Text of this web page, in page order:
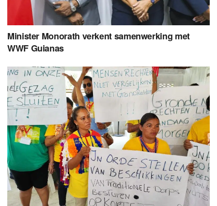
Minister Monorath verkent samenwerking met
WWF Guianas